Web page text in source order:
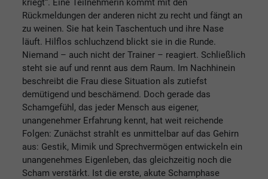
kriegt“. Eine Teilnehmerin kommt mit den
Rückmeldungen der anderen nicht zu recht und fängt an
zu weinen. Sie hat kein Taschentuch und ihre Nase
läuft. Hilflos schluchzend blickt sie in die Runde.
Niemand – auch nicht der Trainer – reagiert. Schließlich
steht sie auf und rennt aus dem Raum. Im Nachhinein
beschreibt die Frau diese Situation als zutiefst
demütigend und beschämend. Doch gerade das
Schamgefühl, das jeder Mensch aus eigener,
unangenehmer Erfahrung kennt, hat weit reichende
Folgen: Zunächst strahlt es unmittelbar auf das Gehirn
aus: Gestik, Mimik und Sprechvermögen entwickeln ein
unangenehmes Eigenleben, das gleichzeitig noch die
Scham verstärkt. Ist die erste, akute Schamphase